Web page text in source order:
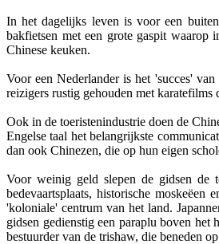
In het dagelijks leven is voor een
bakfietsen met een grote gaspit waarop
Chinese keuken.
Voor een Nederlander is het 'succes'
reizigers rustig gehouden met
Ook in de toeristenindustrie doen de
Engelse taal het belangrijkste
dan ook Chinezen, die op hun eigen
Voor weinig geld slepen de gidsen de
bedevaartsplaats, historische
'koloniale' centrum van het land.
gidsen gedienstig een paraplu boven
bestuurder van de trishaw, die beneden